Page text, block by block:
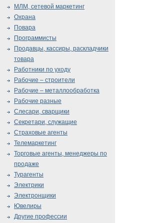
МЛМ, сетевой маркетинг
Охрана
Повара
Программисты
Продавцы, кассиры, раскладчики
товара
Работники по уходу
Рабочие – строители
Рабочие – металлообработка
Рабочие разные
Слесари, сварщики
Секретари, служащие
Страховые агенты
Телемаркетинг
Торговые агенты, менеджеры по
продаже
Турагенты
Электрики
Электронщики
Ювелиры
Другие профессии